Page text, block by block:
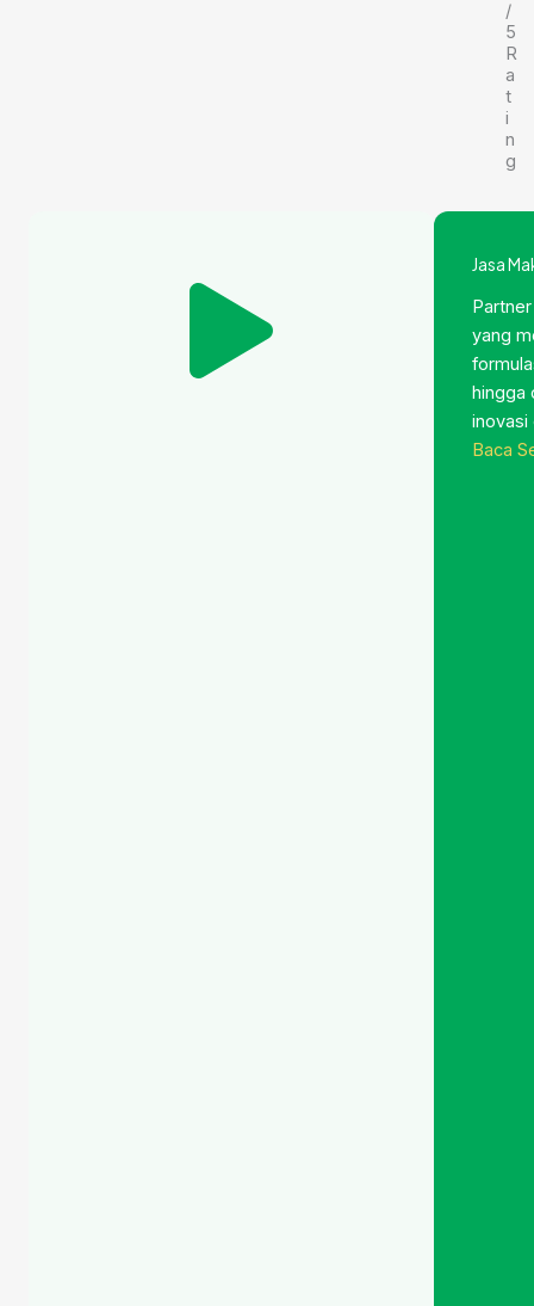
/
5
R
a
t
i
n
g
Jasa
yang
hingga
inovasi
Baca